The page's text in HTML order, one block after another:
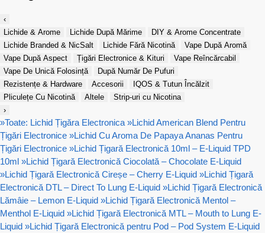
‹
Lichide & Arome
Lichide După Mărime
DIY & Arome Concentrate
Lichide Branded & NicSalt
Lichide Fără Nicotină
Vape După Aromă
Vape După Aspect
Țigări Electronice & Kituri
Vape Reîncărcabil
Vape De Unică Folosință
După Număr De Pufuri
Rezistențe & Hardware
Accesorii
IQOS & Tutun Încălzit
Pliculețe Cu Nicotină
Altele
Strip-uri cu Nicotina
›
»Toate: Lichid Țigăra Electronica »Lichid American Blend Pentru
Țigări Electronice »Lichid Cu Aroma De Papaya Ananas Pentru
Țigări Electronice »Lichid Țigară Electronică 10ml – E-Liquid TPD
10ml »Lichid Țigară Electronică Ciocolată – Chocolate E-Liquid
»Lichid Țigară Electronică Cireșe – Cherry E-Liquid »Lichid Țigară
Electronică DTL – Direct To Lung E-Liquid »Lichid Țigară Electronică
Lămâie – Lemon E-Liquid »Lichid Țigară Electronică Mentol –
Menthol E-Liquid »Lichid Țigară Electronică MTL – Mouth to Lung E-
Liquid »Lichid Țigară Electronică pentru Pod – Pod System E-Liquid